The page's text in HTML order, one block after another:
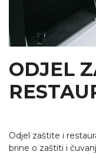
ODJEL
Odjel zaštite i
brine o zaštiti i